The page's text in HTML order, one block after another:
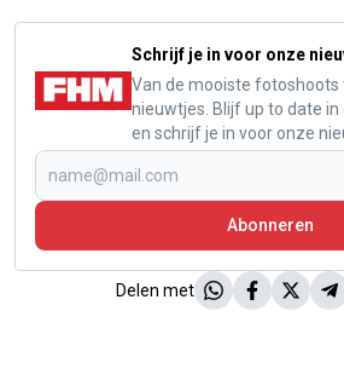
Schrijf je in voor onze
Van de mooiste fotoshoots
nieuwtjes. Blijf up to date in
en schrijf je in voor onze
Abonneren
Delen met